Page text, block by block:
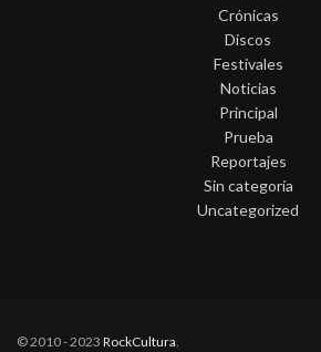
Crónicas
Discos
Festivales
Noticias
Principal
Prueba
Reportajes
Sin categoría
Uncategorized
© 2010 - 2023 RockCultura